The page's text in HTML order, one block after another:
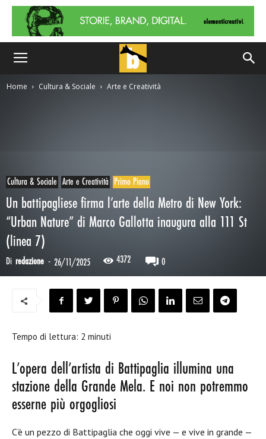
Home Cultura & Sociale Arte e Creatività
Cultura & Sociale Arte e Creatività Primo Piano
Un battipagliese firma l’arte della Metro di New York:
“Urban Nature” di Marco Gallotta inaugura alla 111 St
(linea 7)
Di redazione - 26/11/2025 4372 0
Tempo di lettura: 2 minuti
L’opera dell’artista di Battipaglia illumina una
stazione della Grande Mela. E noi non potremmo
esserne più orgogliosi
C’è un pezzo di Battipaglia che oggi vive — e vive in grande —